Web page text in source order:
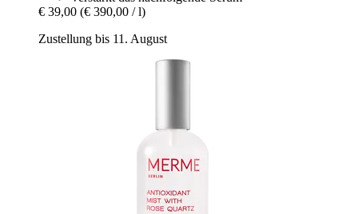
€ 39,00 (€ 390,00 / l)
Zustellung bis 11. August